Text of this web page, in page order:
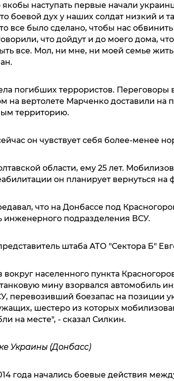
наступать первые начали
боевой дух у наших солдат низкий и
все было сделано, чтобы нас обвинить
что дойдут и до моего дома,
все. Мол, ни мне, ни моей семье
погибших террористов. Переговоры
на вертолете Марченко доставили на
территорию.
он чувствует себя более-менее
области, ему 25 лет.
он планирует вернуться на
что на Донбассе под
инженерного подразделения ВСУ.
штаба АТО "Сектора Б"
вокруг населенного пункта
мину взорвался автомобиль
перевозивший боезапас на позиции
шестеро из которых
на месте", - сказал Силкин.
Украины (Донбасс)
года начались боевые действия